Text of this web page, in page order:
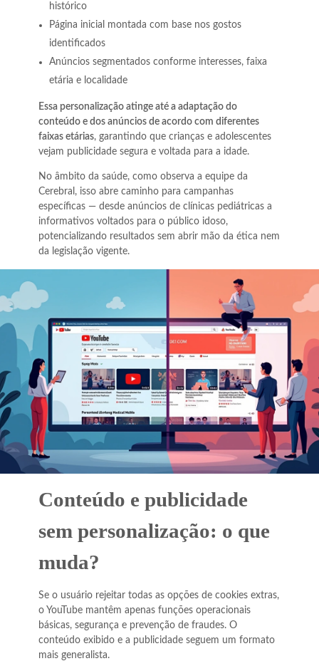
histórico
Página inicial montada com base nos gostos
identificados
Anúncios segmentados conforme interesses, faixa
etária e localidade
Essa personalização atinge até a adaptação do
conteúdo e dos anúncios de acordo com diferentes
faixas etárias, garantindo que crianças e adolescentes
vejam publicidade segura e voltada para a idade.
No âmbito da saúde, como observa a equipe da
Cerebral, isso abre caminho para campanhas
específicas — desde anúncios de clínicas pediátricas a
informativos voltados para o público idoso,
potencializando resultados sem abrir mão da ética nem
da legislação vigente.
Conteúdo e publicidade
sem personalização: o que
muda?
Se o usuário rejeitar todas as opções de cookies extras,
o YouTube mantêm apenas funções operacionais
básicas, segurança e prevenção de fraudes. O
conteúdo exibido e a publicidade seguem um formato
mais generalista.